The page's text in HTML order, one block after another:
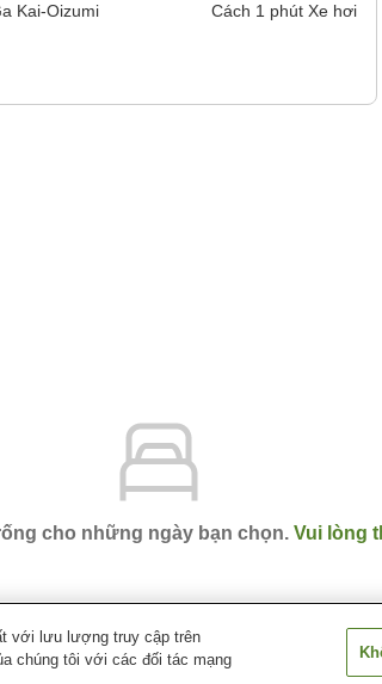
Kai-Oizumi
Cách 1 phút Xe hơi
cho những ngày bạn chọn. Vui lòng
với lưu lượng truy cập trên
chúng tôi với các đối tác mạng